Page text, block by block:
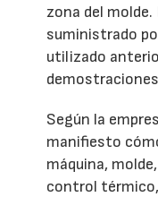
zona del
suministrado
utilizado
Según la
manifiesto
máquina,
control